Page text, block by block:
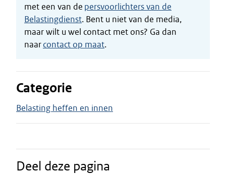
met een van de persvoorlichters van de
Belastingdienst. Bent u niet van de media,
maar wilt u wel contact met ons? Ga dan
naarcontact op maat.
Categorie
Belasting heffen en innen
Deel deze pagina